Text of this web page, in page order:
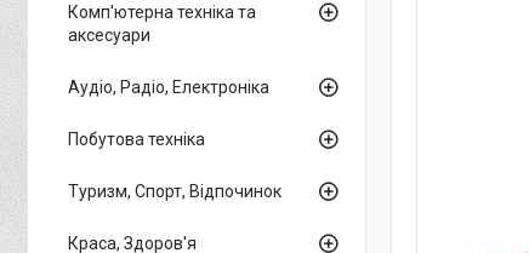
Комп'ютерна техніка та
аксесуари
Аудіо, Радіо, Електроніка
Побутова техніка
Туризм, Спорт, Відпочинок
Краса, Здоров'я